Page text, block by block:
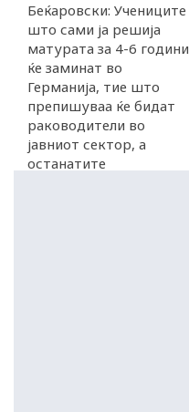
Беќаровски: Учениците
што сами ја решија
матурата за 4-6 години
ќе заминат во
Германија, тие што
препишуваа ќе бидат
раководители во
јавниот сектор, а
останатите